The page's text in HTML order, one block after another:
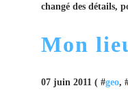
changé des détails,
Mon
07 juin 2011 ( #geo,